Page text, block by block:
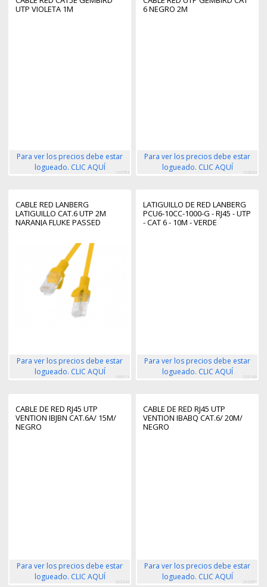
UTP VIOLETA 1M
Para ver los precios debe estar
logueado. CLIC AQUÍ
163793
6 NEGRO 2M
Para ver los precios debe estar
logueado. CLIC AQUÍ
163833
CABLE RED LANBERG
LATIGUILLO CAT.6 UTP 2M
NARANJA FLUKE PASSED
Para ver los precios debe estar
logueado. CLIC AQUÍ
169111
LATIGUILLO DE RED LANBERG
PCU6-10CC-1000-G - RJ45 - UTP
- CAT 6 - 10M - VERDE
Para ver los precios debe estar
logueado. CLIC AQUÍ
253160
CABLE DE RED RJ45 UTP
VENTION IBJBN CAT.6A/ 15M/
NEGRO
Para ver los precios debe estar
logueado. CLIC AQUÍ
263242
CABLE DE RED RJ45 UTP
VENTION IBABQ CAT.6/ 20M/
NEGRO
Para ver los precios debe estar
logueado. CLIC AQUÍ
263291